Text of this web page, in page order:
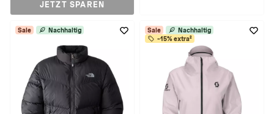
JETZT SPAREN
Sale Nachhaltig Sale
Nachhaltig
-15% extra²